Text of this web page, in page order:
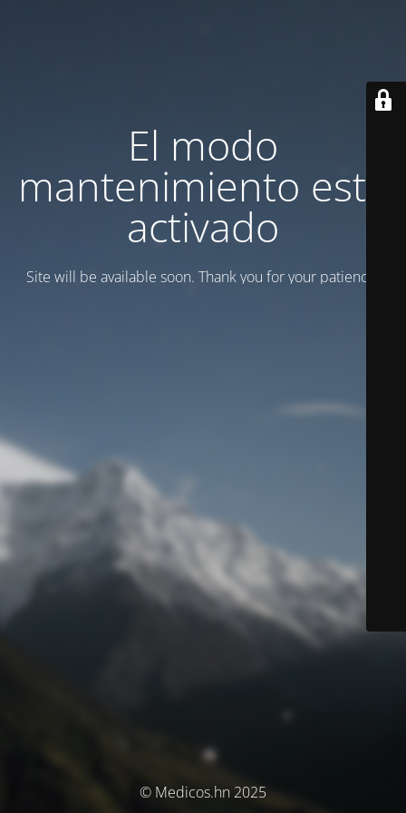
El modo
mantenimiento está
activado
Site will be available soon. Thank you for your patience!
© Medicos.hn 2025